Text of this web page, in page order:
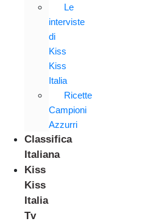
Le
interviste
di
Kiss
Kiss
Italia
Ricette
Campioni
Azzurri
Classifica
Italiana
Kiss
Kiss
Italia
Tv